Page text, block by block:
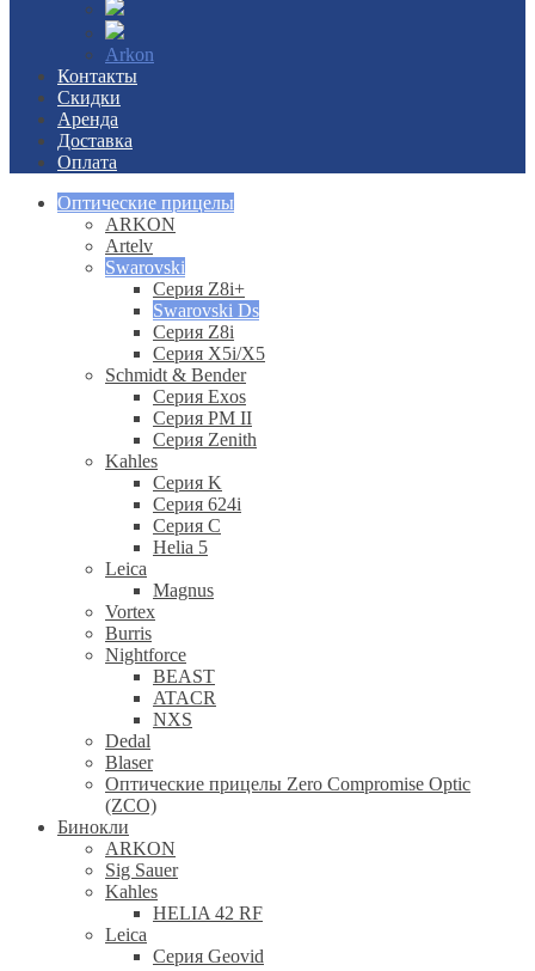
Arkon
Контакты
Скидки
Аренда
Доставка
Оплата
Оптические прицелы
ARKON
Artelv
Swarovski
Серия Z8i+
Swarovski Ds
Серия Z8i
Серия X5i/X5
Schmidt & Bender
Серия Exos
Серия PM II
Cерия Zenith
Kahles
Серия K
Серия 624i
Серия С
Helia 5
Leica
Magnus
Vortex
Burris
Nightforce
BEAST
ATACR
NXS
Dedal
Blaser
Оптические прицелы Zero Compromise Optic
(ZCO)
Бинокли
ARKON
Sig Sauer
Kahles
HELIA 42 RF
Leica
Серия Geovid